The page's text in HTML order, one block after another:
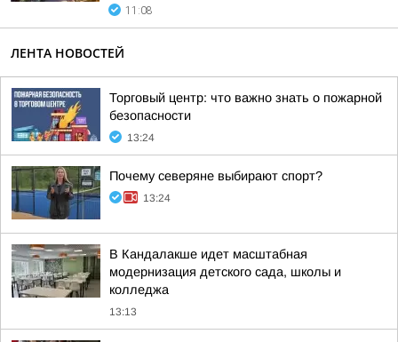
11:08
ЛЕНТА НОВОСТЕЙ
Торговый центр: что важно знать о пожарной
безопасности
13:24
Почему северяне выбирают спорт?
13:24
В Кандалакше идет масштабная
модернизация детского сада, школы и
колледжа
13:13